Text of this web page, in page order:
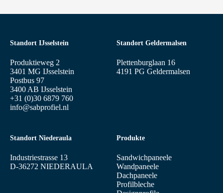
Standort IJsselstein
Produktieweg 2
3401 MG IJsselstein
Postbus 97
3400 AB IJsselstein
+31 (0)30 6879 760
info@sabprofiel.nl
Produkte
Sandwichpaneele
Wandpaneele
Dachpaneele
Profilbleche
Standort Geldermalsen
Plettenburglaan 16
4191 PG Geldermalsen
Standort Niederaula
Industriestrasse 13
D-36272 NIEDERAULA